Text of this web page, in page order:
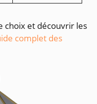
choix et découvrir les
complet des